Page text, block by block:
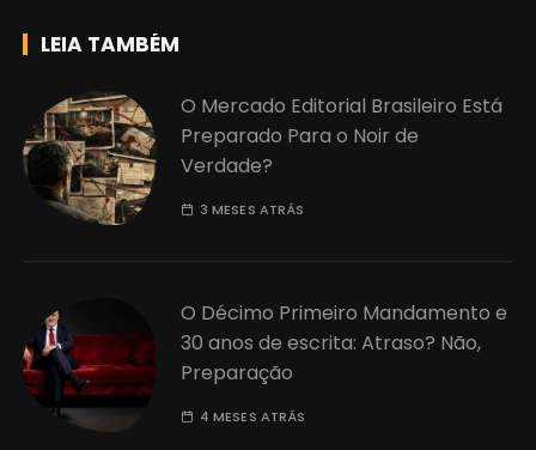
LEIA TAMBÉM
O Mercado Editorial Brasileiro Está
Preparado Para o Noir de
Verdade?
3 MESES ATRÁS
O Décimo Primeiro Mandamento e
30 anos de escrita: Atraso? Não,
Preparação
4 MESES ATRÁS